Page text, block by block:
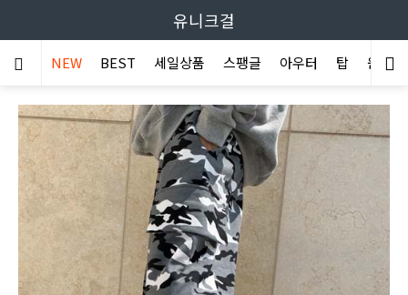
유니크걸
NEW BEST 세일상품 스팽글 아우터 탑 원피스